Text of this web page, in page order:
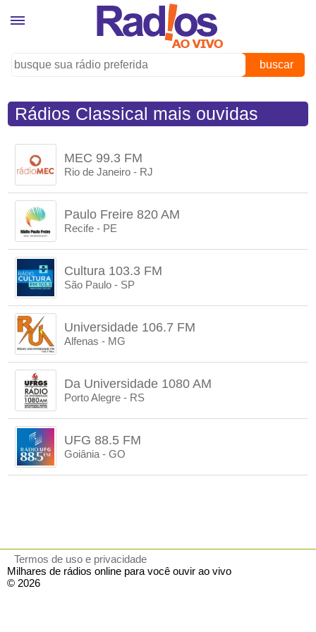
buscar
Rádios Classical mais ouvidas
MEC 99.3 FM
Rio de Janeiro - RJ
Paulo Freire 820 AM
Recife - PE
Cultura 103.3 FM
São Paulo - SP
Universidade 106.7 FM
Alfenas - MG
Da Universidade 1080 AM
Porto Alegre - RS
UFG 88.5 FM
Goiânia - GO
Termos de uso e privacidade
Milhares de rádios online para você ouvir ao vivo
© 2026